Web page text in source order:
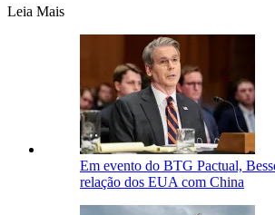
Leia Mais
Em evento do BTG Pactual,
relação dos EUA com China